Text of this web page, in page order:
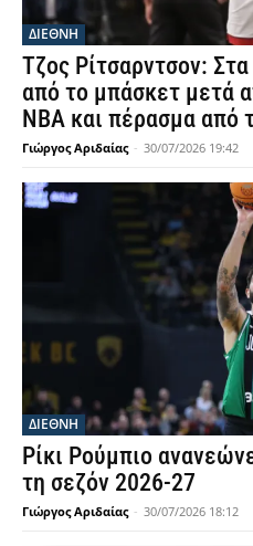
ΔΙΕΘΝΗ
Τζος Ρίτσαρντσον:
από το μπάσκετ μετά
NBA και πέρασμα από
Γιώργος Αριδαίας - 30/07/2026 19:42
ΔΙΕΘΝΗ
Ρίκι Ρούμπιο
τη σεζόν 2026-27
Γιώργος Αριδαίας - 30/07/2026 18:12